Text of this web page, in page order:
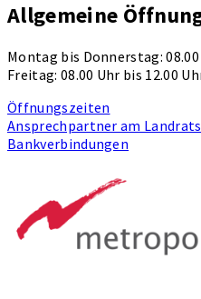
Allgemeine
Montag bis Donnerstag:
Freitag: 08.00 Uhr bis 12.00
Öffnungszeiten
Ansprechpartner am
Bankverbindungen